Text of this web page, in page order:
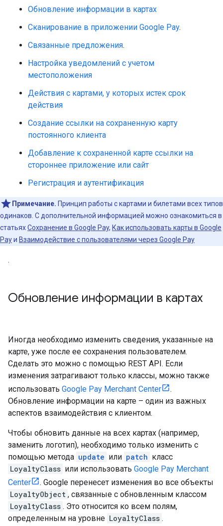
Обновление информации в картах
Сканирование в приложении Google Pay.
Связанные предложения.
Настройка уведомлений с учетом
местоположения
Действия с картами, у которых истек срок
действия
Создание ссылки на сохраненную карту
постоянного клиента
Добавление к сохраненной карте ссылки на
стороннее приложение или сайт
Регистрация и аутентификация
Примечание. Принцип работы с картами и билетами всех типов
одинаков. С дополнительной информацией можно ознакомиться в
статьяхСохранение в Google Pay, Как использовать карты в Google
Payи Взаимодействие с пользователями через Google Pay
.
Обновление информации в картах
Иногда необходимо изменить сведения, указанные на
карте, уже после ее сохранения пользователем.
Сделать это можно с помощью REST API. Если
изменения затрагивают только классы, можно также
использовать Google Pay Merchant Center
.
Обновление информации на карте – один из важных
аспектов взаимодействия с клиентом.
Чтобы обновить данные на всех картах (например,
заменить логотип), необходимо только изменить с
помощью метода update или patch класс
LoyaltyClass или использовать Google Pay Merchant
Center
. Google перенесет изменения во все объекты
LoyaltyObject , связанные с обновленным классом
LoyaltyClass . Это относится ко всем полям,
определенным на уровне LoyaltyClass .